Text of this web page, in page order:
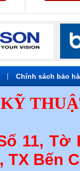
Chính sách bảo
11, Tờ
TX Bến